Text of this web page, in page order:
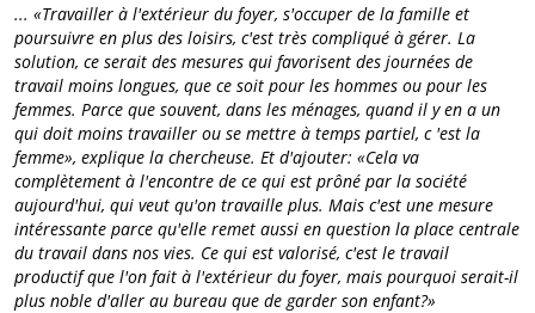
... «Travailler à l'extérieur du foyer, s'occuper de la famille et
poursuivre en plus des loisirs, c'est très compliqué à gérer. La
solution, ce serait des mesures qui favorisent des journées de
travail moins longues, que ce soit pour les hommes ou pour les
femmes. Parce que souvent, dans les ménages, quand il y en a un
qui doit moins travailler ou se mettre à temps partiel, c 'est la
femme», explique la chercheuse. Et d'ajouter: «Cela va
complètement à l'encontre de ce qui est prôné par la société
aujourd'hui, qui veut qu'on travaille plus. Mais c'est une mesure
intéressante parce qu'elle remet aussi en question la place centrale
du travail dans nos vies. Ce qui est valorisé, c'est le travail
productif que l'on fait à l'extérieur du foyer, mais pourquoi serait-il
plus noble d'aller au bureau que de garder son enfant?»